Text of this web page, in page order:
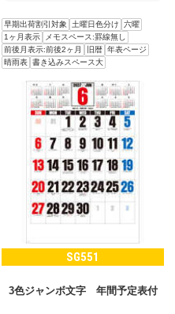
早期出荷割引対象 土曜日色分け
六曜
1ヶ月表示
メモスペース:罫線無し
前後月表示:前後2ヶ月
旧暦 年表ページ
晴雨表 書き込みスペース大
SG551
3色ジャンボ文字 年間予定表付